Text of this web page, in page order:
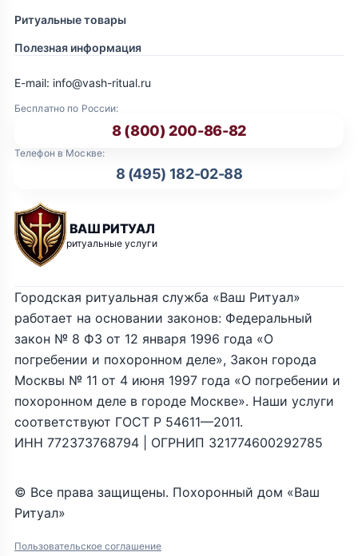
Ритуальные товары
Полезная информация
ВАШ РИТУАЛ
ритуальные услуги
Бесплатно по России:
8 (800) 200-86-82
Телефон в Москве:
8 (495) 182-02-88
E-mail: info@vash-ritual.ru
© Все права защищены. Похоронный дом «Ваш
Ритуал»
Пользовательское соглашение
Городская ритуальная служба «Ваш Ритуал»
работает на основании законов: Федеральный
закон № 8 ФЗ от 12 января 1996 года «О
погребении и похоронном деле», Закон города
Москвы № 11 от 4 июня 1997 года «О погребении и
похоронном деле в городе Москве». Наши услуги
соответствуют ГОСТ Р 54611—2011.
ИНН 772373768794 | ОГРНИП 321774600292785